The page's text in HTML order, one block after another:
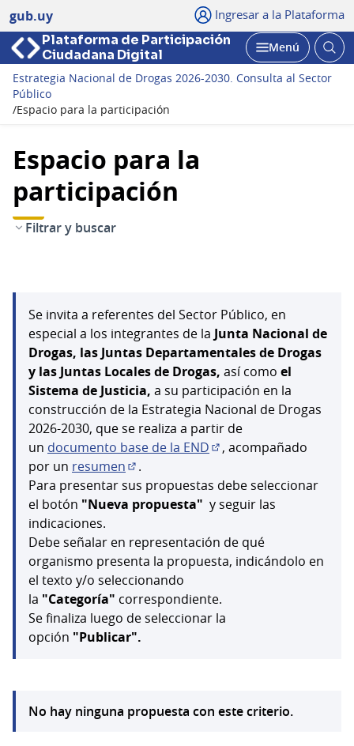
gub.uy Ingresar a la Plataforma
Plataforma de Participación
Ciudadana Digital
Abrir
Menú
Estrategia Nacional de Drogas 2026-2030. Consulta al Sector
Público
/Espacio para la participación
Espacio para la
participación
Filtrar y buscar
Se invita a referentes del Sector Público, en
especial a los integrantes de la Junta Nacional de
Drogas, las Juntas Departamentales de Drogas
y las Juntas Locales de Drogas, así como el
Sistema de Justicia, a su participación en la
construcción de la Estrategia Nacional de Drogas
2026-2030, que se realiza a partir de
un documento base de la END
(Abrir en una pestaña
, acompañado
por un resumen
(Abrir en una pestaña nueva)
.
Para presentar sus propuestas debe seleccionar
el botón "Nueva propuesta" y seguir las
indicaciones.
Debe señalar en representación de qué
organismo presenta la propuesta, indicándolo en
el texto y/o seleccionando
la "Categoría" correspondiente.
Se finaliza luego de seleccionar la
opción "Publicar".
No hay ninguna propuesta con este criterio.